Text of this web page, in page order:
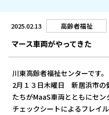
2025.02.13 高齢者福祉
マース車両がやってきた
川東高齢者福祉センターです。
2月１３日木曜日 新居浜市の
たちがMaaS車両とともにセン
チェックシートによるフレイ